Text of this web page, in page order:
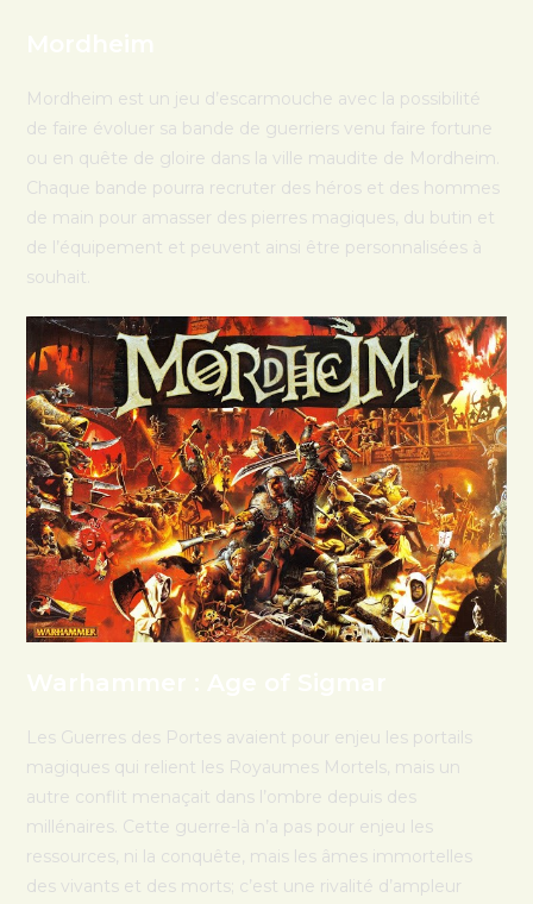
Mordheim est un jeu d’escarmouche avec la possibilité
de faire évoluer sa bande de guerriers venu faire fortune
ou en quête de gloire dans la ville maudite de Mordheim.
Chaque bande pourra recruter des héros et des hommes
de main pour amasser des pierres magiques, du butin et
de l’équipement et peuvent ainsi être personnalisées à
souhait.
Les Guerres des Portes avaient pour enjeu les portails
magiques qui relient les Royaumes Mortels, mais un
autre conflit menaçait dans l’ombre depuis des
millénaires. Cette guerre-là n’a pas pour enjeu les
ressources, ni la conquête, mais les âmes immortelles
des vivants et des morts; c’est une rivalité d’ampleur